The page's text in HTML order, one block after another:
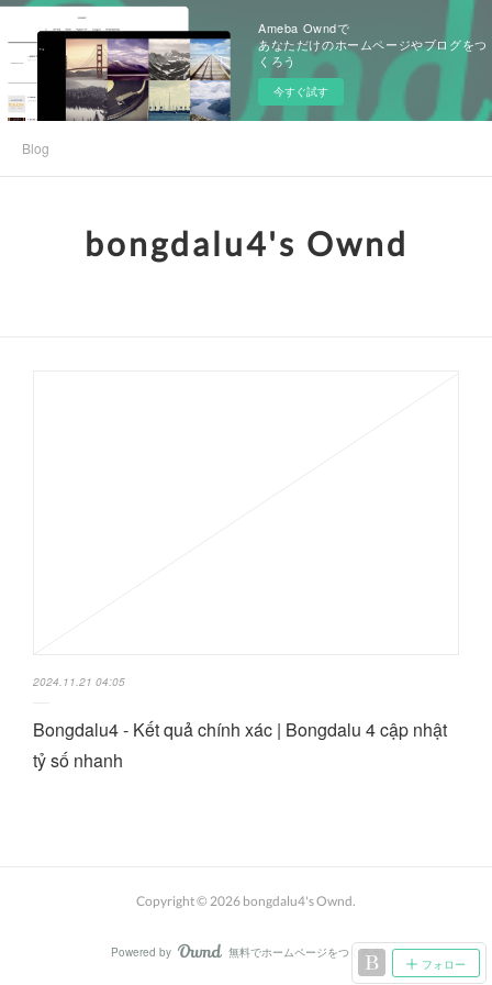
Ameba Owndで
あなただけのホームページやブログをつ
くろう
今すぐ試す
Blog
bongdalu4's Ownd
2024.11.21 04:05
Bongdalu4 - Kết quả chính xác | Bongdalu 4 cập nhật
tỷ số nhanh
フォロー
Copyright © 2026 bongdalu4's Ownd.
Powered by AmebaOwnd
無料でホームページをつくろう